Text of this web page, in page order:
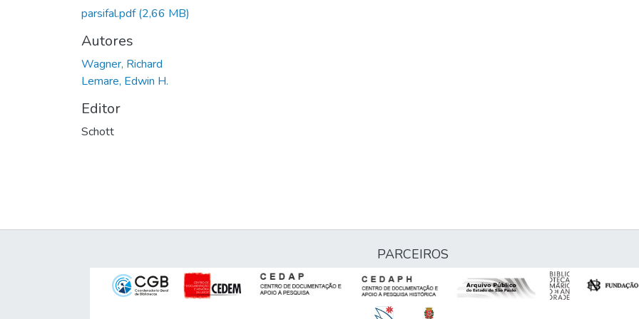
parsifal.pdf(2,66 MB)
Autores
Wagner, Richard
Lemare, Edwin H.
Editor
Schott
PARCEIROS